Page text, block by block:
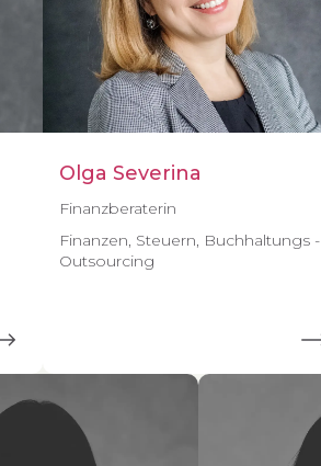
Olga Severina
Finanzberaterin
Finanzen, Steuern, Buchhaltungs -
Outsourcing